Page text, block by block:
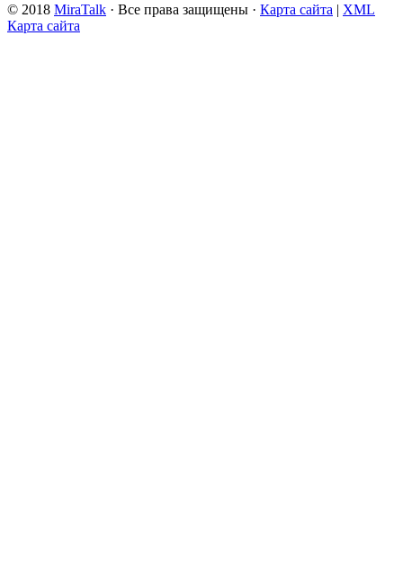
© 2018 MiraTalk · Все права защищены · Карта сайта | XML
Карта сайта